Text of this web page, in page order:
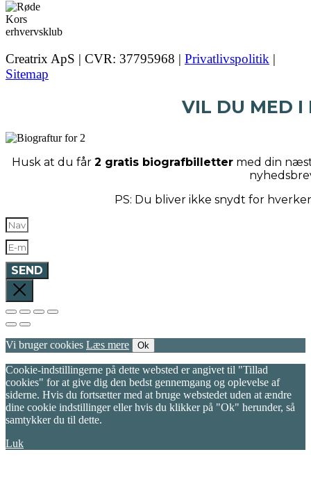
Creatrix ApS | CVR: 37795968 | Privatlivspolitik |
Sitemap
VIL DU MED I
Husk at du får 2 gratis biografbillettermed din
PS: Du bliver ikke snydt for
SEND
Vi bruger cookies Læs mere Ok
Cookie-indstillingerne på dette websted er angivet til "Tillad
cookies" for at give dig den bedst gennemgang og oplevelse af
siderne. Hvis du fortsætter med at bruge webstedet uden at ændre
dine cookie indstillinger eller hvis du klikker på "Ok" herunder, så
samtykker du til dette.
Luk